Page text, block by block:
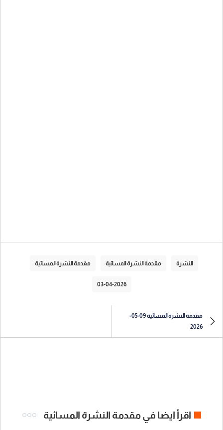
النشرة مقدمة النشرة المسائية مقدمة النشرة المسائية
03-04-2026
مقدمة النشرة المسائية 09-05-
2026
اقرأ ايضا في مقدمة النشرة المسائية